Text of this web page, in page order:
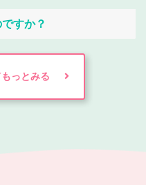
すか？
っとみる